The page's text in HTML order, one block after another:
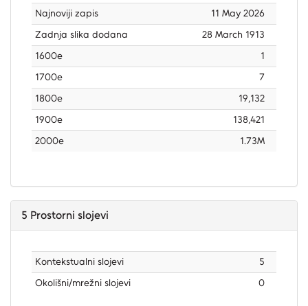
Najnoviji zapis
11 May 2026
Zadnja slika dodana
28 March 1913
1600e
1
1700e
7
1800e
19,132
1900e
138,421
2000e
1.73M
5 Prostorni slojevi
Kontekstualni slojevi
5
Okolišni/mrežni slojevi
0